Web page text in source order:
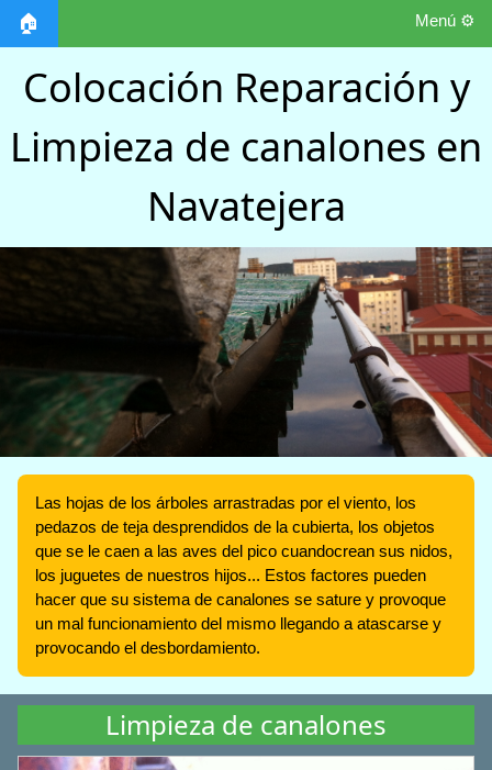
🏠 Menú ⚙️
Colocación Reparación y
Limpieza de canalones en
Navatejera
Las hojas de los árboles arrastradas por el viento, los
pedazos de teja desprendidos de la cubierta, los objetos
que se le caen a las aves del pico cuandocrean sus nidos,
los juguetes de nuestros hijos... Estos factores pueden
hacer que su sistema de canalones se sature y provoque
un mal funcionamiento del mismo llegando a atascarse y
provocando el desbordamiento.
Limpieza de canalones